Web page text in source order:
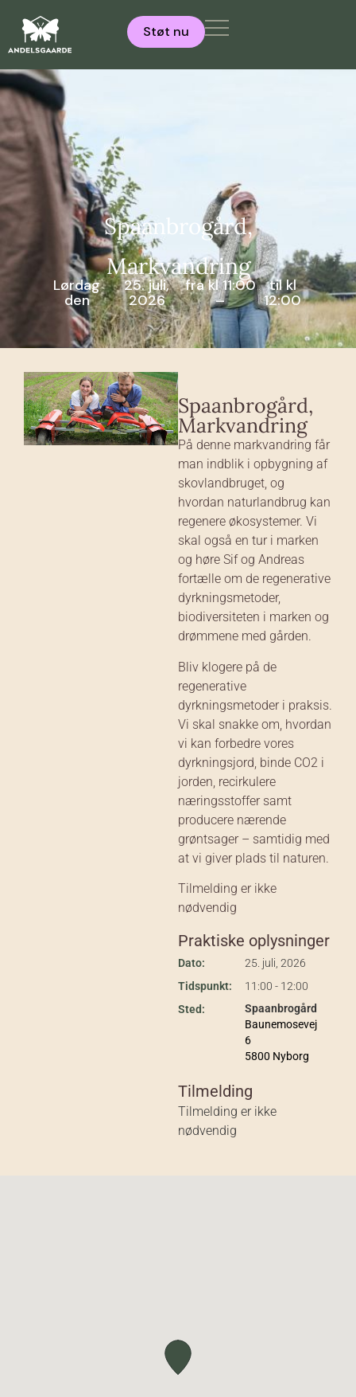
Støt nu
Spaanbrogård,
Markvandring
Lørdag
den
25. juli,
2026
fra kl 11:00
–
til kl
12:00
Spaanbrogård,
Markvandring
På denne markvandring får
man indblik i opbygning af
skovlandbruget, og
hvordan naturlandbrug kan
regenere økosystemer. Vi
skal også en tur i marken
og høre Sif og Andreas
fortælle om de regenerative
dyrkningsmetoder,
biodiversiteten i marken og
drømmene med gården.
Bliv klogere på de
regenerative
dyrkningsmetoder i praksis.
Vi skal snakke om, hvordan
vi kan forbedre vores
dyrkningsjord, binde CO2 i
jorden, recirkulere
næringsstoffer samt
producere nærende
grøntsager – samtidig med
at vi giver plads til naturen.
Tilmelding er ikke
nødvendig
Praktiske oplysninger
Dato:
25. juli, 2026
Tidspunkt:
11:00 - 12:00
Sted:
Spaanbrogård
Baunemosevej
6
5800 Nyborg
Tilmelding
Tilmelding er ikke
nødvendig